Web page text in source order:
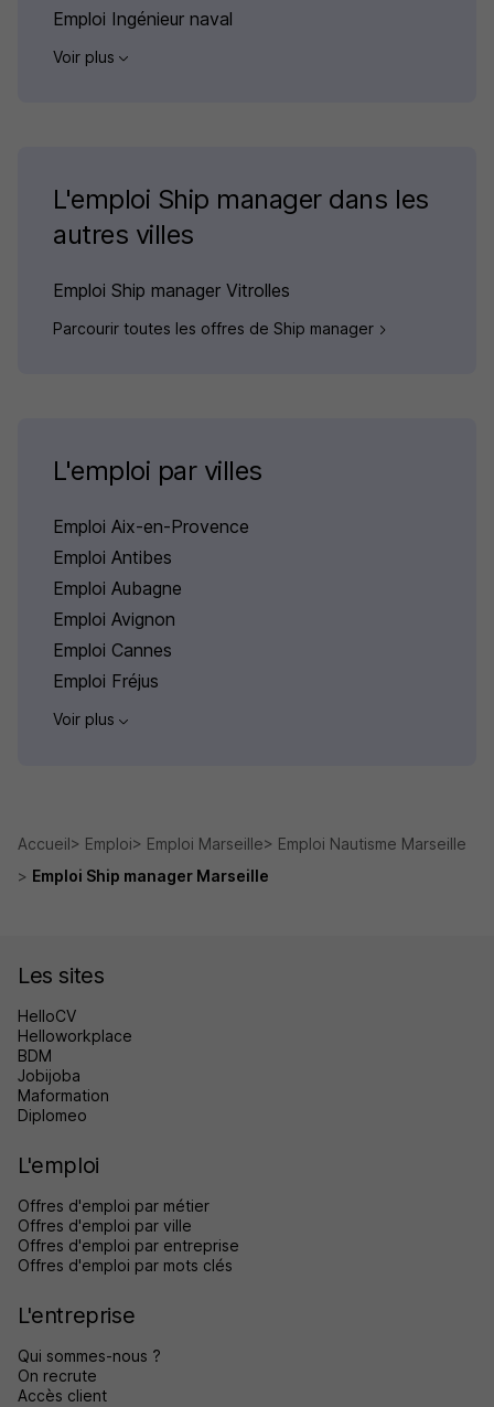
Emploi Ingénieur naval
Voir plus
L'emploi Ship manager dans les
autres villes
Emploi Ship manager Vitrolles
Parcourir toutes les offres de Ship manager
L'emploi par villes
Emploi Aix-en-Provence
Emploi Antibes
Emploi Aubagne
Emploi Avignon
Emploi Cannes
Emploi Fréjus
Voir plus
Accueil Emploi Emploi Marseille
Emploi Nautisme Marseille
Emploi Ship manager Marseille
Les sites
HelloCV
Helloworkplace
BDM
Jobijoba
Maformation
Diplomeo
L'emploi
Offres d'emploi par métier
Offres d'emploi par ville
Offres d'emploi par entreprise
Offres d'emploi par mots clés
L'entreprise
Qui sommes-nous ?
On recrute
Accès client